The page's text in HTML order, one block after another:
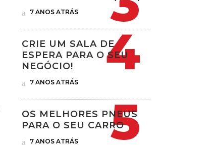
7 ANOS ATRÁS
CRIE UM SALA DE
ESPERA PARA O SEU
NEGÓCIO!
7 ANOS ATRÁS
OS MELHORES PNEUS
PARA O SEU CARRO
7 ANOS ATRÁS